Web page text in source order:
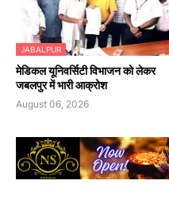
JABALPUR
मेडिकल यूनिवर्सिटी विभाजन को लेकर
जबलपुर में भारी आक्रोश
August 06, 2026